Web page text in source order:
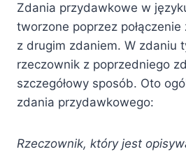
Zdania przydawkowe w
tworzone poprzez
z drugim zdaniem. W zdaniu
rzeczownik z poprzedniego
szczegółowy sposób. Oto
zdania przydawkowego:
Rzeczownik, który jest